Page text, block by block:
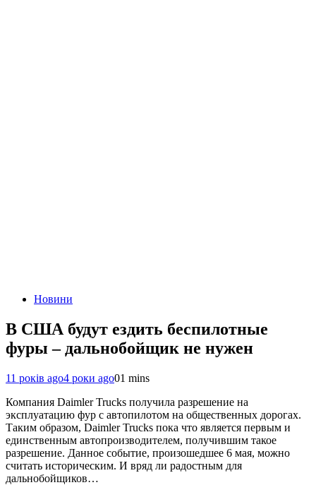
Новини
В США будут ездить беспилотные
фуры – дальнобойщик не нужен
11 років ago4 роки ago01 mins
Компания Daimler Trucks получила разрешение на
эксплуатацию фур с автопилотом на общественных дорогах.
Таким образом, Daimler Trucks пока что является первым и
единственным автопроизводителем, получившим такое
разрешение. Данное событие, произошедшее 6 мая, можно
считать историческим. И вряд ли радостным для
дальнобойщиков…